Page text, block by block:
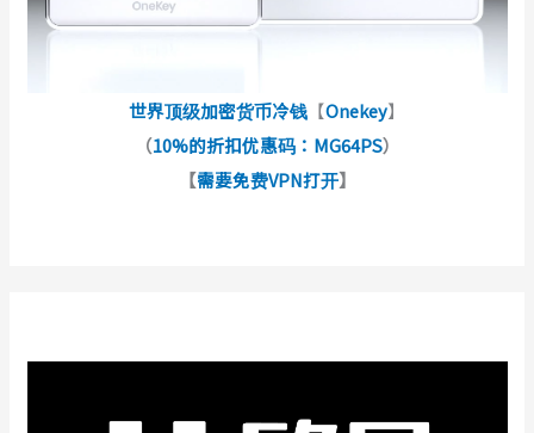
世界顶级加密货币冷钱 【Onekey】
（10%的折扣优惠码：MG64PS）
【需要免费VPN打开】